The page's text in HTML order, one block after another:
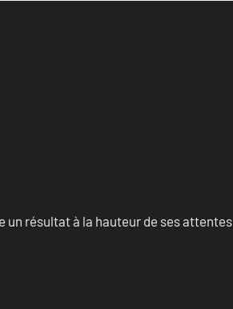
résultat à la hauteur de ses attentes